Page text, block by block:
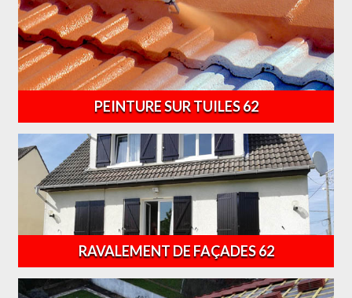
PEINTURE SUR TUILES 62
RAVALEMENT DE FAÇADES 62